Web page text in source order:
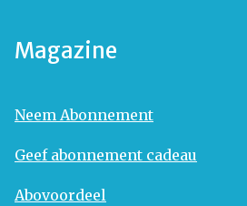
Magazine
Neem Abonnement
Geef abonnement cadeau
Abovoordeel